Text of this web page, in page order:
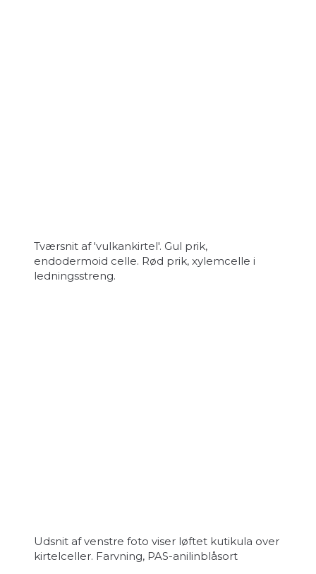
Tværsnit af 'vulkankirtel'. Gul prik,
endodermoid celle. Rød prik, xylemcelle i
ledningsstreng.
Udsnit af venstre foto viser løftet kutikula over
kirtelceller. Farvning, PAS-anilinblåsort